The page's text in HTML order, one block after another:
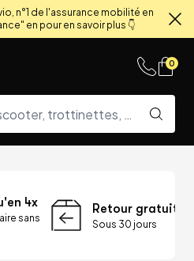
n°1 de l'assurance mobilité en
en pour en savoir plus 👇
0
4x
sans
Retour gratuit
Sous 30 jours